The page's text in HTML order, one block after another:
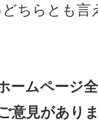
どちらとも言
ームページ
意見があり